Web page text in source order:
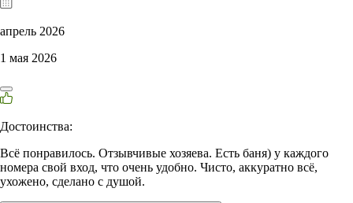
апрель 2026
1 мая 2026
Достоинства:
Всё понравилось. Отзывчивые хозяева. Есть баня) у каждого
номера свой вход, что очень удобно. Чисто, аккуратно всё,
ухожено, сделано с душой.